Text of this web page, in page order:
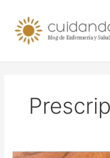
contenido